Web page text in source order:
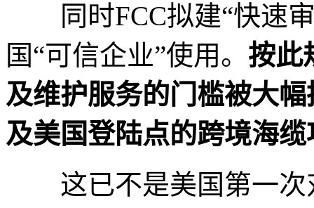
同时FCC拟建“快速审
国“可信企业”使用。 按此
及维护服务的门槛被大
及美国登陆点的跨境海缆
这已不是美国第一次